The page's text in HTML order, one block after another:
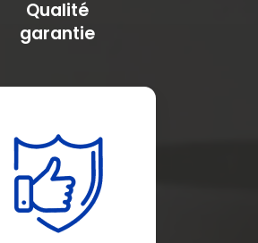
Qualité
garantie